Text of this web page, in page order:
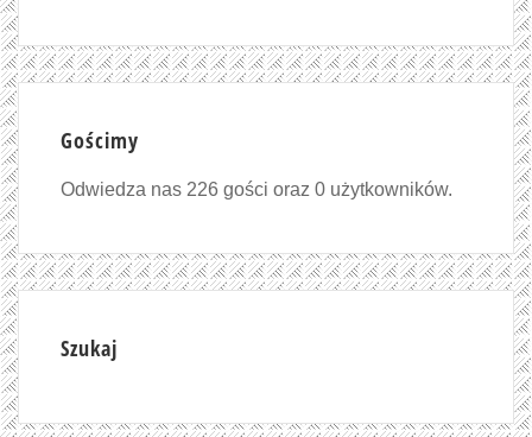
Gościmy
Odwiedza nas 226 gości oraz 0 użytkowników.
Szukaj